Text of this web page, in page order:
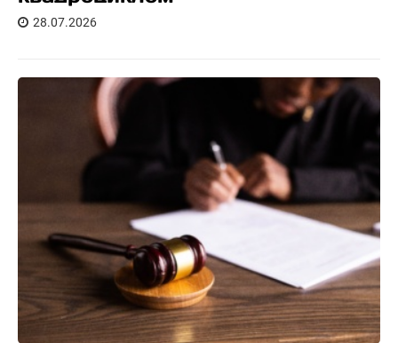
28.07.2026